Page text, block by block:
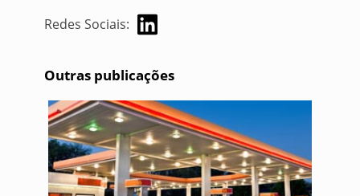
Redes Sociais:
Outras publicações